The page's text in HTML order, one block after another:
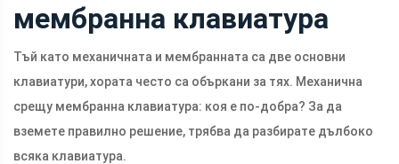
мембранна клавиатура
Тъй като механичната и мембранната са две основни
клавиатури, хората често са объркани за тях. Механична
срещу мембранна клавиатура: коя е по-добра? За да
вземете правилно решение, трябва да разбирате дълбоко
всяка клавиатура.